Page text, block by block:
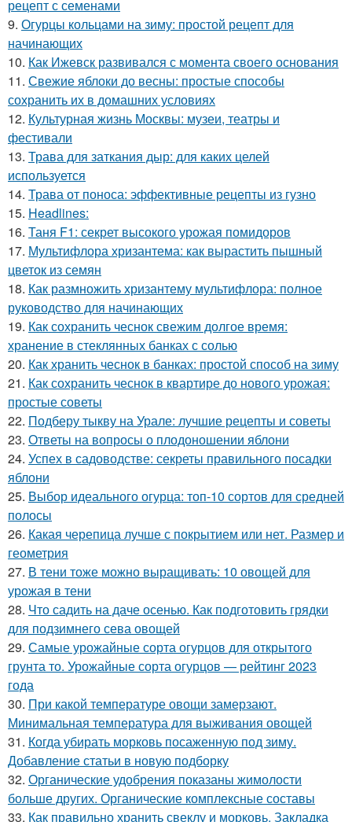
рецепт с семенами
9. Огурцы кольцами на зиму: простой рецепт для
начинающих
10. Как Ижевск развивался с момента своего основания
11. Свежие яблоки до весны: простые способы
сохранить их в домашних условиях
12. Культурная жизнь Москвы: музеи, театры и
фестивали
13. Трава для заткания дыр: для каких целей
используется
14. Трава от поноса: эффективные рецепты из гузно
15. Headlines:
16. Таня F1: секрет высокого урожая помидоров
17. Мультифлора хризантема: как вырастить пышный
цветок из семян
18. Как размножить хризантему мультифлора: полное
руководство для начинающих
19. Как сохранить чеснок свежим долгое время:
хранение в стеклянных банках с солью
20. Как хранить чеснок в банках: простой способ на зиму
21. Как сохранить чеснок в квартире до нового урожая:
простые советы
22. Подберу тыкву на Урале: лучшие рецепты и советы
23. Ответы на вопросы о плодоношении яблони
24. Успех в садоводстве: секреты правильного посадки
яблони
25. Выбор идеального огурца: топ-10 сортов для средней
полосы
26. Какая черепица лучше с покрытием или нет. Размер и
геометрия
27. В тени тоже можно выращивать: 10 овощей для
урожая в тени
28. Что садить на даче осенью. Как подготовить грядки
для подзимнего сева овощей
29. Самые урожайные сорта огурцов для открытого
грунта то. Урожайные сорта огурцов — рейтинг 2023
года
30. При какой температуре овощи замерзают.
Минимальная температура для выживания овощей
31. Когда убирать морковь посаженную под зиму.
Добавление статьи в новую подборку
32. Органические удобрения показаны жимолости
больше других. Органические комплексные составы
33. Как правильно хранить свеклу и морковь. Закладка